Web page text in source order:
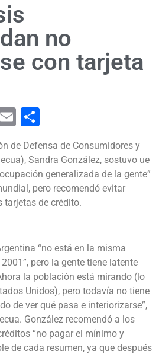
no
con tarjeta
Email
de Defensa de Consumidores y
Sandra González, sostuvo ue
generalizada de la gente”
pero recomendó evitar
tarjetas de crédito.
“no está en la misma
pero la gente tiene latente
la población está mirando (lo
Unidos), pero todavía no tiene
de ver qué pasa e interiorizarse”,
González recomendó a los
“no pagar el mínimo y
de cada resumen, ya que después